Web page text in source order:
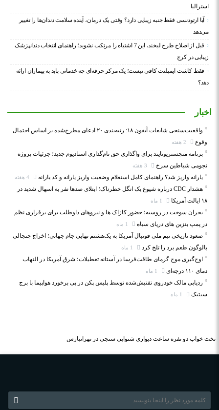
استرالیا
آیا ارتودنسی فقط جنبه زیبایی دارد؟ وقتی یک درمان، آینده سلامت دندان‌ها را تغییر
می‌دهد
قبل از اصلاح طرح لبخند، این 7 اشتباه را مرتکب نشوید؛ راهنمای انتخاب دندانپزشک
زیبایی در کرج
فقط کاشت ایمپلنت کافی نیست؛ یک مرکز حرفه‌ای چه خدماتی باید به بیماران ارائه
دهد؟
اخبار
واقعیت‌سنجی شایعات آیفون ۱۸: رتبه‌بندی ۲۰ ادعای مطرح‌شده بر اساس احتمال
وقوع
برنامه منچستریونایتد برای واگذاری حق نام‌گذاری استادیوم جدید؛ جزئیات پروژه
نجومی شیاطین سرخ
یارانه واریز شد؟ راهنمای کامل استعلام وضعیت واریز یارانه و کد یارانه
هشدار CDC درباره شیوع یک انگل خطرناک؛ ابتلای صدها نفر به اسهال شدید در
۱۸ ایالت آمریکا
بحران سوخت در روسیه؛ حضور کازاک‌ ها و نیروهای داوطلب برای برقراری نظم
در پمپ بنزین‌ های دریای سیاه
صعود تاریخی تیم ملی فوتبال آمریکا به یک‌هشتم نهایی جام جهانی؛ اخراج جنجالی
بالوگون طعم برد را تلخ کرد
اوج‌گیری موج گرمای طاقت‌فرسا در آستانه تعطیلات؛ شرق آمریکا در التهاب
دمای ۱۱۰ درجه‌ای
ردیابی مالک خودروی تفتیش‌شده توسط پلیس پکن در پی برخورد هواپیما با برج
سیتیک
تخت خواب دو نفره ساعت دیواری شنوایی سنجی در تهرانپارس